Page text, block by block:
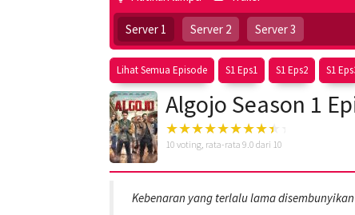
Server 1 Server 2 Server 3
Lihat Semua Episode S1 Eps1 S1 Eps2 S1
Algojo Season 1
10 voting, rata-rata 9.0 dari 10
Kebenaran yang terlalu lama